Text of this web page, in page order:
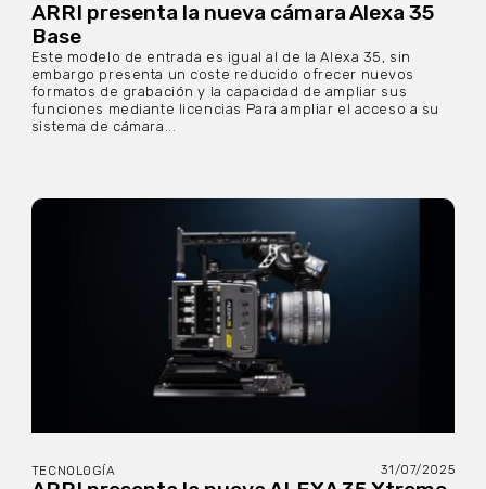
ARRI presenta la nueva cámara Alexa 35
Base
Este modelo de entrada es igual al de la Alexa 35, sin
embargo presenta un coste reducido ofrecer nuevos
formatos de grabación y la capacidad de ampliar sus
funciones mediante licencias Para ampliar el acceso a su
sistema de cámara...
TECNOLOGÍA 31/07/2025